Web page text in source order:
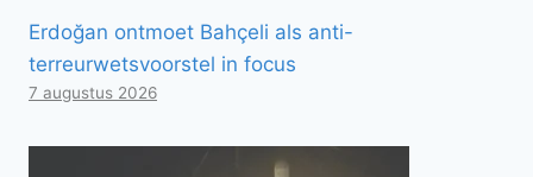
Erdoğan ontmoet Bahçeli als anti-
terreurwetsvoorstel in focus
7 augustus 2026